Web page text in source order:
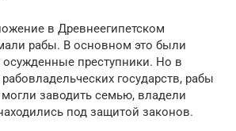
в Древнеегипетском
рабы. В основном это были
преступники. Но в
государств, рабы
заводить семью, владели
под защитой законов.